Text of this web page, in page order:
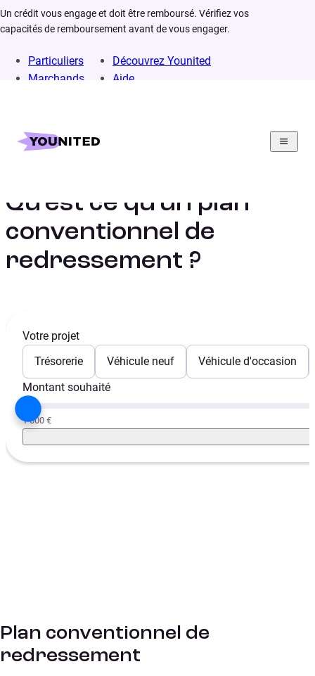
Un crédit vous engage et doit être remboursé. Vérifiez vos
capacités de remboursement avant de vous engager.
Particuliers
Marchands
Découvrez Younited
Aide
Home Plan conventionnel de redressement
Qu’est ce qu’un plan
conventionnel de
redressement ?
Votre projet
Trésorerie
Véhicule neuf
Véhicule d'occasion
Montant souhaité
1 000 €
Plan conventionnel de
redressement